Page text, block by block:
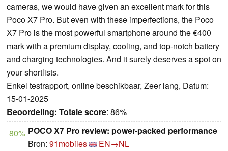
cameras, we would have given an excellent mark for this
Poco X7 Pro. But even with these imperfections, the Poco
X7 Pro is the most powerful smartphone around the €400
mark with a premium display, cooling, and top-notch battery
and charging technologies. And it surely deserves a spot on
your shortlists.
Enkel testrapport, online beschikbaar, Zeer lang, Datum:
15-01-2025
Beoordeling: Totale score: 86%
80% POCO X7 Pro review: power-packed performance
Bron: 91mobiles
EN→NL